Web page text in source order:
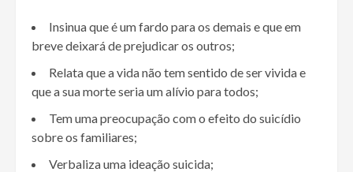
Insinua que é um fardo para os demais e que em
breve deixará de prejudicar os outros;
Relata que a vida não tem sentido de ser vivida e
que a sua morte seria um alívio para todos;
Tem uma preocupação com o efeito do suicídio
sobre os familiares;
Verbaliza uma ideação suicida;